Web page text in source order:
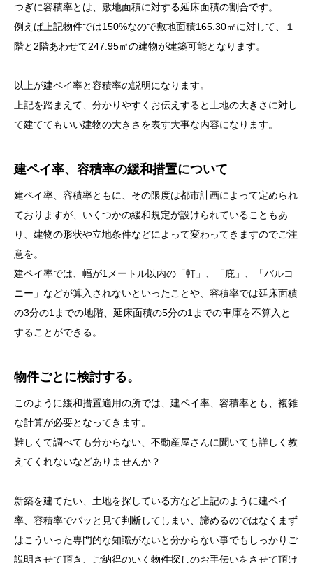
つぎに容積率とは、敷地面積に対する延床面積の割合です。
例えば上記物件では150%なので敷地面積165.30㎡に対して、１
階と2階あわせて247.95㎡の建物が建築可能となります。
以上が建ペイ率と容積率の説明になります。
上記を踏まえて、分かりやすくお伝えすると土地の大きさに対し
て建ててもいい建物の大きさを表す大事な内容になります。
建ペイ率、容積率の緩和措置について
建ペイ率、容積率ともに、その限度は都市計画によって定められ
ておりますが、いくつかの緩和規定が設けられていることもあ
り、建物の形状や立地条件などによって変わってきますのでご注
意を。
建ペイ率では、幅が1メートル以内の「軒」、「庇」、「バルコ
ニー」などが算入されないといったことや、容積率では延床面積
の3分の1までの地階、延床面積の5分の1までの車庫を不算入と
することができる。
物件ごとに検討する。
このように緩和措置適用の所では、建ペイ率、容積率とも、複雑
な計算が必要となってきます。
難しくて調べても分からない、不動産屋さんに聞いても詳しく教
えてくれないなどありませんか？
新築を建てたい、土地を探している方など上記のように建ペイ
率、容積率でパッと見て判断してしまい、諦めるのではなくまず
はこういった専門的な知識がないと分からない事でもしっかりご
説明させて頂き、ご納得のいく物件探しのお手伝いをさせて頂け